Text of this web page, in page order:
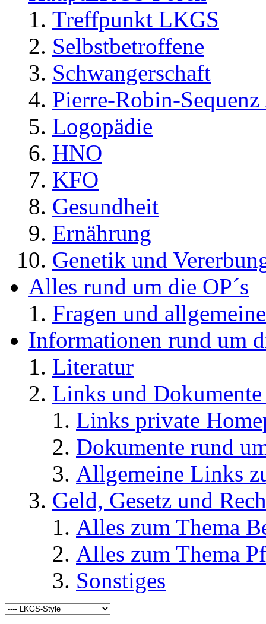
Treffpunkt LKGS
Selbstbetroffene
Schwangerschaft
Pierre-Robin-
Logopädie
HNO
KFO
Gesundheit
Ernährung
Genetik und
Alles rund um die OP´s
Fragen und
Informationen rund um
Literatur
Links und
Links private
Dokumente rund
Allgemeine Links
Geld, Gesetz und
Alles zum Thema
Alles zum Thema
Sonstiges